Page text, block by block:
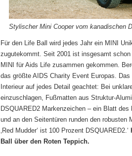
Stylischer Mini Cooper vom kanadischen
Für den Life Ball wird jedes Jahr ein MINI
zugutekommt. Seit 2001 ist insgesamt
MINI für Aids Life zusammen gekommen.
das größte AIDS Charity Event Europas.
Interieur auf jedes Detail geachtet: Bei
einzuschlagen, Fußmatten aus Struktur-
DSQUARED2 Markenzeichen – ein Blatt
und an den Seitentüren runden den robusten
‚Red Mudder‘ ist 100 Prozent DSQUARED2.‘
Ball über den Roten Teppich.